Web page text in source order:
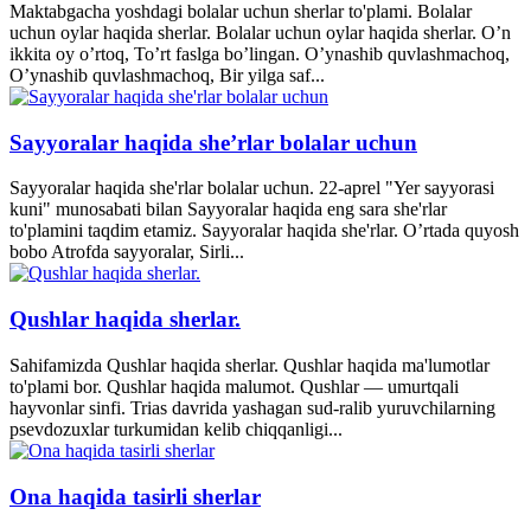
Maktabgacha yoshdagi bolalar uchun sherlar to'plami. Bolalar
uchun oylar haqida sherlar. Bolalar uchun oylar haqida sherlar. O’n
ikkita oy o’rtoq, To’rt faslga bo’lingan. O’ynashib quvlashmachoq,
O’ynashib quvlashmachoq, Bir yilga saf...
Sayyoralar haqida she’rlar bolalar uchun
Sayyoralar haqida she'rlar bolalar uchun. 22-aprel "Yer sayyorasi
kuni" munosabati bilan Sayyoralar haqida eng sara she'rlar
to'plamini taqdim etamiz. Sayyoralar haqida she'rlar. O’rtada quyosh
bobo Atrofda sayyoralar, Sirli...
Qushlar haqida sherlar.
Sahifamizda Qushlar haqida sherlar. Qushlar haqida ma'lumotlar
to'plami bor. Qushlar haqida malumot. Qushlar — umurtqali
hayvonlar sinfi. Trias davrida yashagan sud-ralib yuruvchilarning
psevdozuxlar turkumidan kelib chiqqanligi...
Ona haqida tasirli sherlar